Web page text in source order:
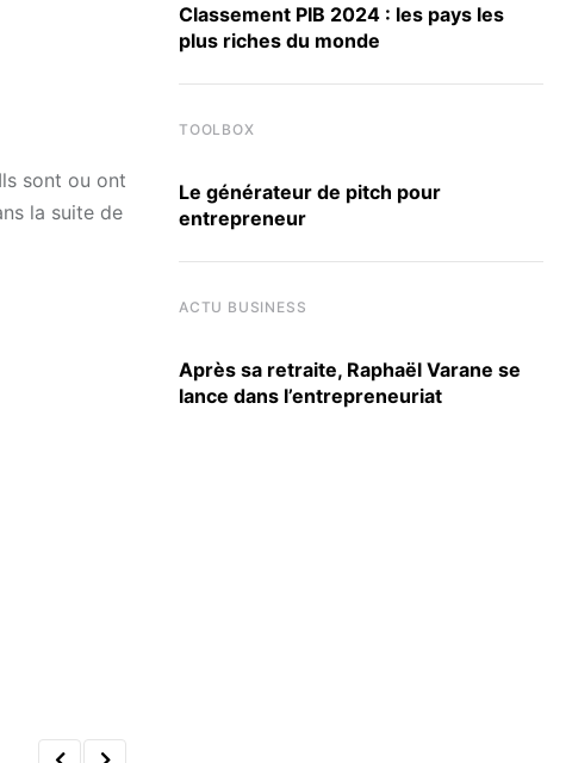
sont ou ont
la suite de
Classement PIB 2024 : les pays les
plus riches du monde
TOOLBOX
Le générateur de pitch pour
entrepreneur
ACTU BUSINESS
Après sa retraite, Raphaël Varane se
lance dans l’entrepreneuriat